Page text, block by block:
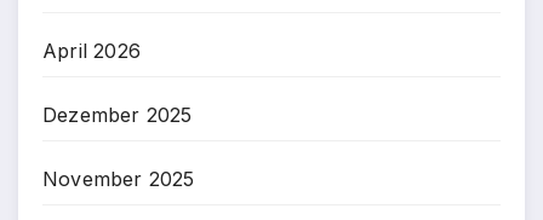
April 2026
Dezember 2025
November 2025